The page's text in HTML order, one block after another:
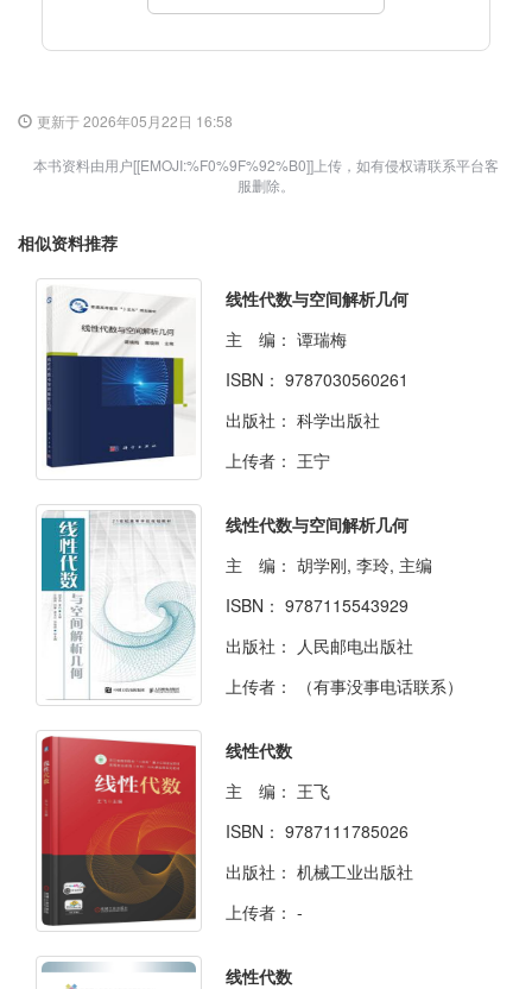
更新于 2026年05月22日 16:58
本书资料由用户[[EMOJI:%F0%9F%92%B0]]上传，如有侵权请联系平台客
服删除。
相似资料推荐
线性代数与空间解析几何
主 编： 谭瑞梅
ISBN： 9787030560261
出版社： 科学出版社
上传者： 王宁
线性代数与空间解析几何
主 编： 胡学刚, 李玲, 主编
ISBN： 9787115543929
出版社：
人民邮电出版社
上传者：
（有事没事电话联系）
线性代数
主 编： 王飞
ISBN： 9787111785026
出版社： 机械工业出版社
上传者： -
线性代数